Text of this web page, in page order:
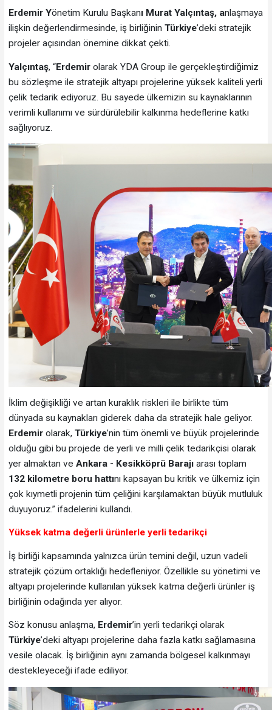
Erdemir Yönetim Kurulu Başkanı Murat Yalçıntaş, anlaşmaya
ilişkin değerlendirmesinde, iş birliğinin Türkiye’deki stratejik
projeler açısından önemine dikkat çekti.
Yalçıntaş, “Erdemirolarak YDA Group ile gerçekleştirdiğimiz
bu sözleşme ile stratejik altyapı projelerine yüksek kaliteli yerli
çelik tedarik ediyoruz. Bu sayede ülkemizin su kaynaklarının
verimli kullanımı ve sürdürülebilir kalkınma hedeflerine katkı
sağlıyoruz.
İklim değişikliği ve artan kuraklık riskleri ile birlikte tüm
dünyada su kaynakları giderek daha da stratejik hale geliyor.
Erdemirolarak, Türkiye’nin tüm önemli ve büyük projelerinde
olduğu gibi bu projede de yerli ve milli çelik tedarikçisi olarak
yer almaktan ve Ankara - Kesikköprü Barajıarası toplam
132 kilometre boru hattını kapsayan bu kritik ve ülkemiz için
çok kıymetli projenin tüm çeliğini karşılamaktan büyük mutluluk
duyuyoruz.” ifadelerini kullandı.
Yüksek katma değerli ürünlerle yerli tedarikçi
İş birliği kapsamında yalnızca ürün temini değil, uzun vadeli
stratejik çözüm ortaklığı hedefleniyor. Özellikle su yönetimi ve
altyapı projelerinde kullanılan yüksek katma değerli ürünler iş
birliğinin odağında yer alıyor.
Söz konusu anlaşma,Erdemir’in yerli tedarikçi olarak
Türkiye’deki altyapı projelerine daha fazla katkı sağlamasına
vesile olacak. İş birliğinin aynı zamanda bölgesel kalkınmayı
destekleyeceği ifade ediliyor.